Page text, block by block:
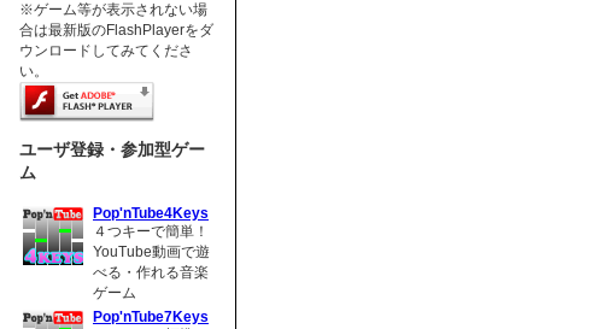
※ゲーム等が表示されない場
合は最新版のFlashPlayerをダ
ウンロードしてみてくださ
い。
ユーザ登録・参加型ゲー
ム
Pop'nTube4Keys
４つキーで簡単！
YouTube動画で遊
べる・作れる音楽
ゲーム
Pop'nTube7Keys